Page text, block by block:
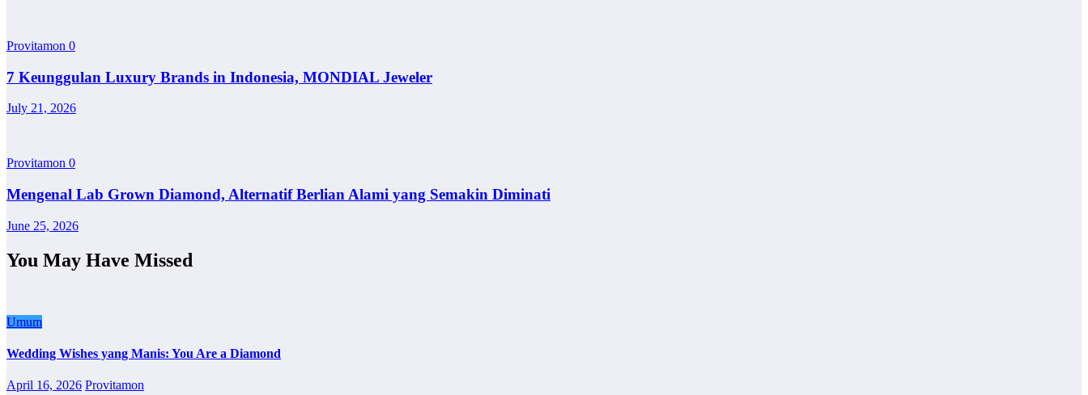
Provitamon 0
7 Keunggulan Luxury Brands in Indonesia, MONDIAL Jeweler
July 21, 2026
Provitamon 0
Mengenal Lab Grown Diamond, Alternatif Berlian Alami yang Semakin Diminati
June 25, 2026
You May Have Missed
Umum
Wedding Wishes yang Manis: You Are a Diamond
April 16, 2026 Provitamon